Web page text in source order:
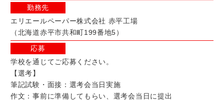
勤務先
エリエールペーパー株式会社 赤平工場
（北海道赤平市共和町199番地5）
応募
学校を通じてご応募ください。
【選考】
筆記試験・面接：選考会当日実施
作文：事前に準備してもらい、選考会当日に提出